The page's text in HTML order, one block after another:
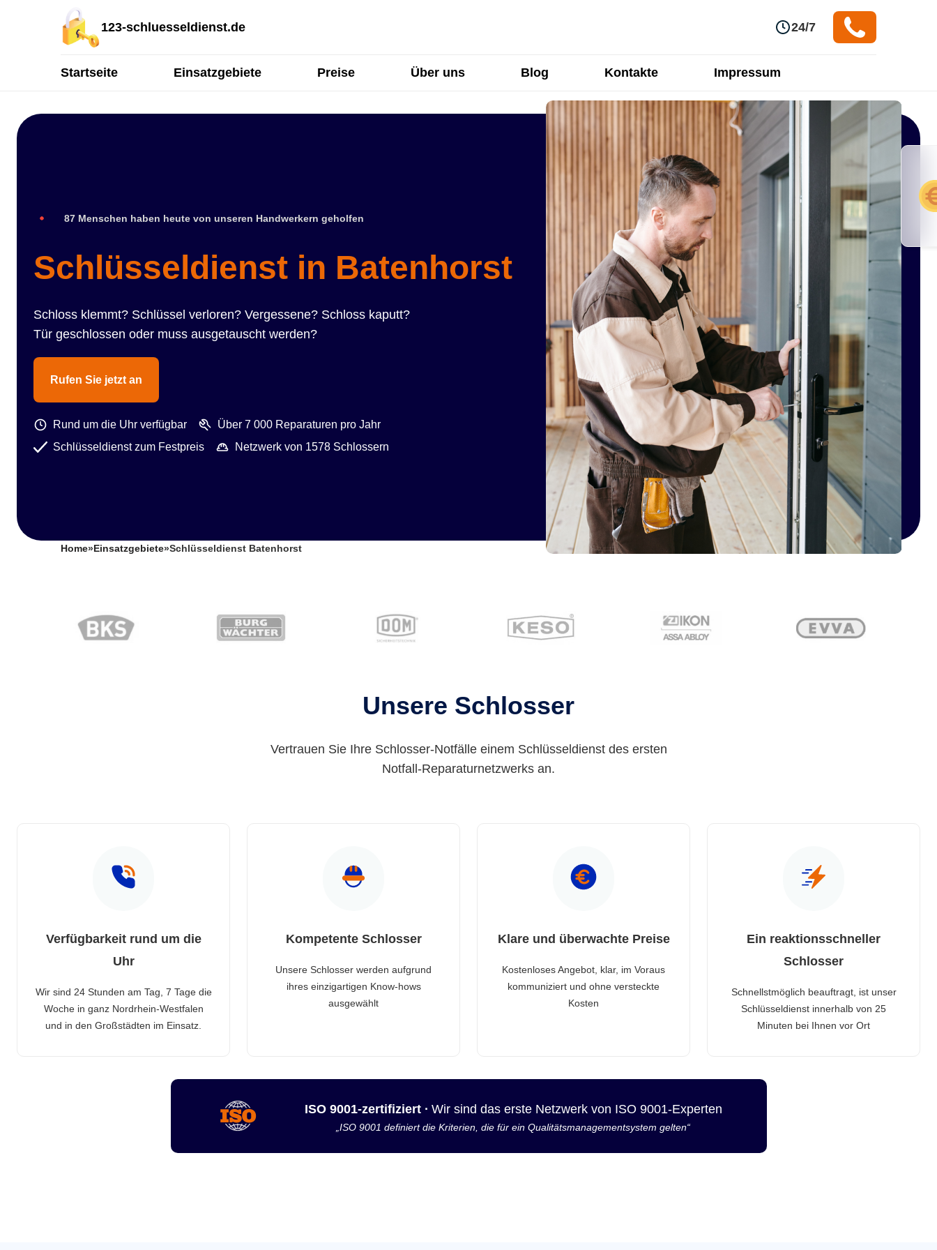
123-schluesseldienst.de 24/7
Startseite Einsatzgebiete Preise Über uns Blog Kontakte Impressum
87 Menschen haben heute von unseren Handwerkern geholfen
Schlüsseldienst in Batenhorst
Schloss klemmt? Schlüssel verloren? Vergessene? Schloss kaputt?
Tür geschlossen oder muss ausgetauscht werden?
Rufen Sie jetzt an
Rund um die Uhr verfügbar
Über 7 000 Reparaturen pro Jahr
Schlüsseldienst zum Festpreis
Netzwerk von 1578 Schlossern
Home» Einsatzgebiete»Schlüsseldienst Batenhorst
Unsere Schlosser
Vertrauen Sie Ihre Schlosser-Notfälle einem Schlüsseldienst des ersten
Notfall-Reparaturnetzwerks an.
Verfügbarkeit rund um die
Uhr
Wir sind 24 Stunden am Tag, 7 Tage die
Woche in ganz Nordrhein-Westfalen
und in den Großstädten im Einsatz.
Kompetente Schlosser
Unsere Schlosser werden aufgrund
ihres einzigartigen Know-hows
ausgewählt
Klare und überwachte Preise
Kostenloses Angebot, klar, im Voraus
kommuniziert und ohne versteckte
Kosten
Ein reaktionsschneller
Schlosser
Schnellstmöglich beauftragt, ist unser
Schlüsseldienst innerhalb von 25
Minuten bei Ihnen vor Ort
ISO 9001-zertifiziert · Wir sind das erste Netzwerk von ISO 9001-Experten
„ISO 9001 definiert die Kriterien, die für ein Qualitätsmanagementsystem gelten“